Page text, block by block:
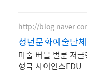
의
http://
청년문화예술단
마술 버블 벌룬 저
형극 사이언스EDU